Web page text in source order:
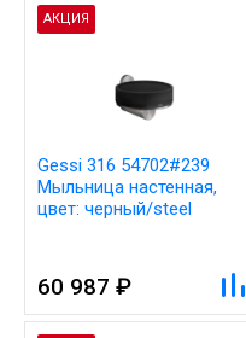
АКЦИЯ
Gessi 316 54702#239
Мыльница настенная,
цвет: черный/steel
60 987 ₽